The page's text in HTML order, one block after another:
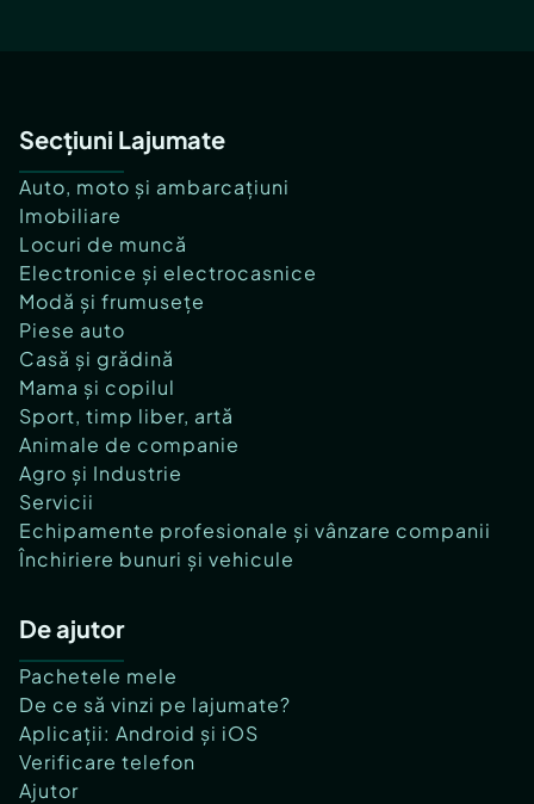
Secțiuni Lajumate
Auto, moto și ambarcațiuni
Imobiliare
Locuri de muncă
Electronice și electrocasnice
Modă și frumusețe
Piese auto
Casă și grădină
Mama și copilul
Sport, timp liber, artă
Animale de companie
Agro și Industrie
Servicii
Echipamente profesionale și vânzare companii
Închiriere bunuri și vehicule
De ajutor
Pachetele mele
De ce să vinzi pe lajumate?
Aplicații: Android și iOS
Verificare telefon
Ajutor